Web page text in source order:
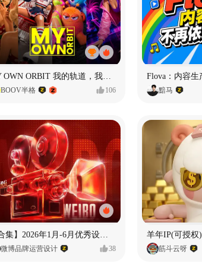
MY OWN ORBIT 我的轨道，我的定义#MVLAND嘻哈狂欢派对
BOOV半格 106 黯马
微博品牌运营设计 38
羊年IP(可授权)
筋斗云呀